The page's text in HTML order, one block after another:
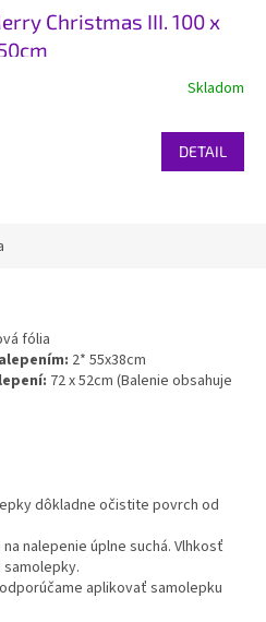
Christmas III. 100 x
Skladom
DETAIL
fólia
2* 55x38cm
72 x 52cm (Balenie obsahuje
dôkladne očistite povrch od
nalepenie úplne suchá. Vlhkosť
aplikovať samolepku